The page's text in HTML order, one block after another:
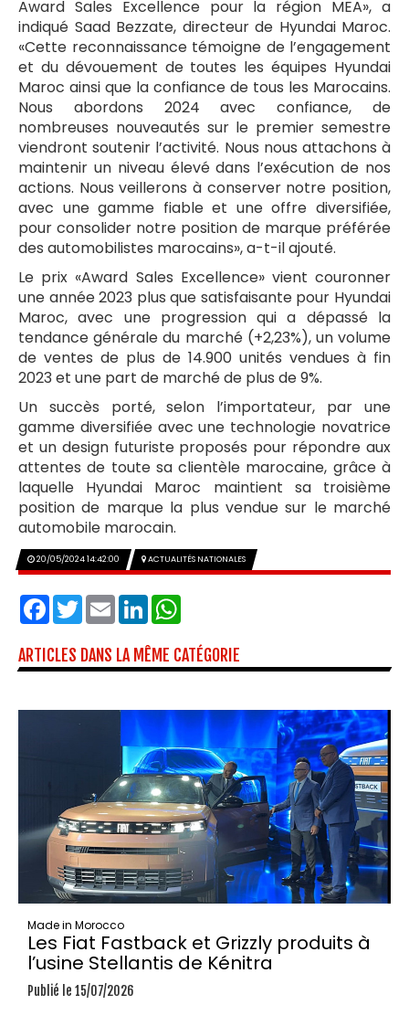
Award Sales Excellence pour la région MEA», a
indiqué Saad Bezzate, directeur de Hyundai Maroc.
«Cette reconnaissance témoigne de l’engagement
et du dévouement de toutes les équipes Hyundai
Maroc ainsi que la confiance de tous les Marocains.
Nous abordons 2024 avec confiance, de
nombreuses nouveautés sur le premier semestre
viendront soutenir l’activité. Nous nous attachons à
maintenir un niveau élevé dans l’exécution de nos
actions. Nous veillerons à conserver notre position,
avec une gamme fiable et une offre diversifiée,
pour consolider notre position de marque préférée
des automobilistes marocains», a-t-il ajouté.
Le prix «Award Sales Excellence» vient couronner
une année 2023 plus que satisfaisante pour Hyundai
Maroc, avec une progression qui a dépassé la
tendance générale du marché (+2,23%), un volume
de ventes de plus de 14.900 unités vendues à fin
2023 et une part de marché de plus de 9%.
Un succès porté, selon l’importateur, par une
gamme diversifiée avec une technologie novatrice
et un design futuriste proposés pour répondre aux
attentes de toute sa clientèle marocaine, grâce à
laquelle Hyundai Maroc maintient sa troisième
position de marque la plus vendue sur le marché
automobile marocain.
20/05/2024 14:42:00 ACTUALITÉS NATIONALES
Facebook
TwitterEmailLinkedIn
ARTICLES DANS LA MÊME CATÉGORIE
Made in Morocco
Les Fiat Fastback et Grizzly produits à
l’usine Stellantis de Kénitra
Publié le 15/07/2026